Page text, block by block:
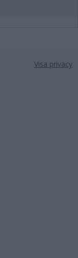
Visa privacy